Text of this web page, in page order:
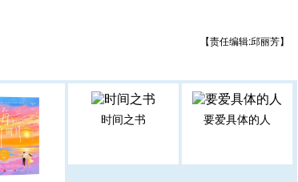
【责任编辑:邱丽芳】
时间之书 要爱具体的人